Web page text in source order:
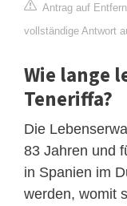
Antrag auf
vollständige Antwort
Wie lange
Teneriffa?
Die
83 Jahren und
in Spanien im
werden, womit